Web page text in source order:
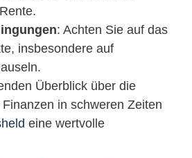
: Achten Sie auf das
insbesondere auf
Überblick über die
in schweren Zeiten
eine wertvolle